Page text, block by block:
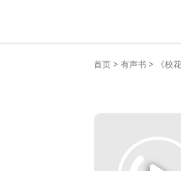
首页 > 有声书 > 《校